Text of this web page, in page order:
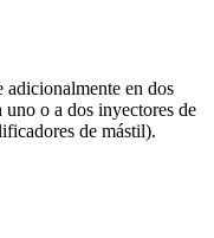
adicionalmente en dos
uno o a dos inyectores de
de mástil).